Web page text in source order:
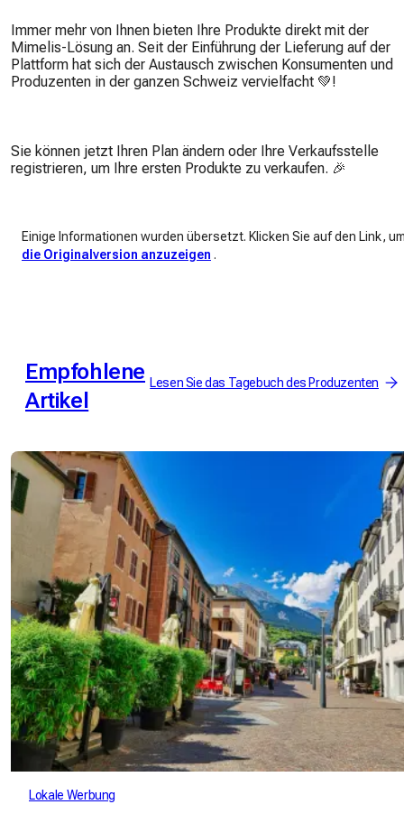
Immer mehr von Ihnen bieten Ihre Produkte direkt mit der
Mimelis-Lösung an. Seit der Einführung der Lieferung auf der
Plattform hat sich der Austausch zwischen Konsumenten und
Produzenten in der ganzen Schweiz vervielfacht 💚!
Sie können jetzt Ihren Plan ändern oder Ihre Verkaufsstelle
registrieren, um Ihre ersten Produkte zu verkaufen. 🎉
Einige Informationen wurden übersetzt. Klicken Sie auf den Link,
die Originalversion anzuzeigen .
Empfohlene
Artikel
Lesen Sie das Tagebuch des Produzenten
Lokale Werbung